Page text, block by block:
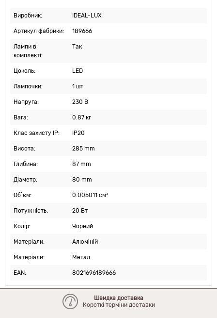
Виробник: IDEAL-LUX
Артикул фабрики: 189666
Лампи в
комплекті:
Так
Цоколь: LED
Лампочки: 1 шт
Напруга: 230 В
Вага: 0.87 кг
Клас захисту IP: IP20
Висота: 285 mm
Глибина: 87 mm
Діаметр: 80 mm
Об`єм: 0.005011 см³
Потужність: 20 Вт
Колір: Чорний
Матеріали: Алюміній
Матеріали: Метал
EAN: 8021696189666
Швидка доставка
Короткі терміни доставки